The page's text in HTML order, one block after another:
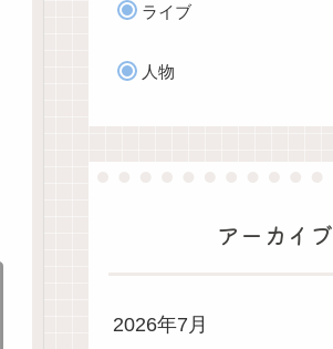
ライブ
人物
アーカイブ
2026年7月